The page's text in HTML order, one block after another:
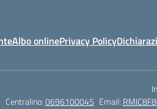
Albo onlinePrivacy Policy
Centralino:0696100045 Email: